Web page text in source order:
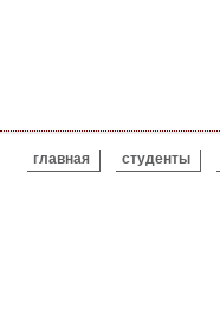
ВЫ ЗДЕСЬ
главная студенты